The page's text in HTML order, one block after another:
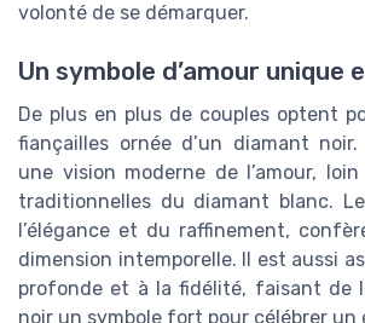
volonté de se démarquer.
Un symbole d’amour unique
De plus en plus de couples optent
fiançailles ornée d’un diamant
une vision moderne de l’amour,
traditionnelles du diamant blanc.
l’élégance et du raffinement,
dimension intemporelle. Il est aussi
profonde et à la fidélité, faisant de
noir un symbole fort pour célébrer un